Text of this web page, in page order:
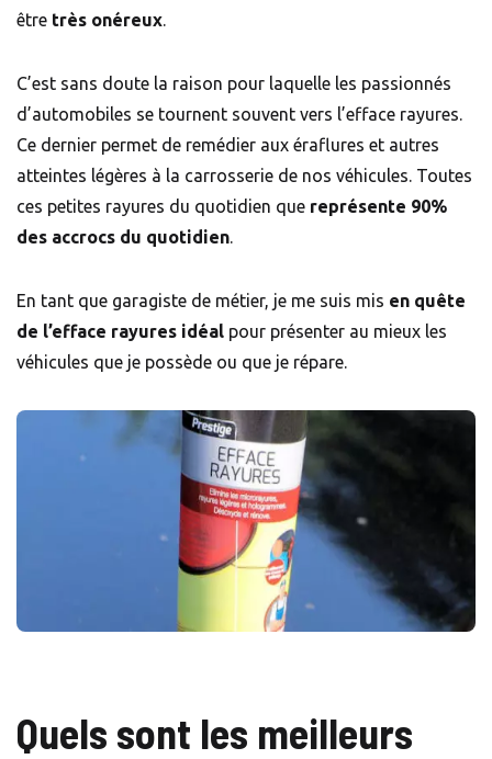
être très onéreux.
C’est sans doute la raison pour laquelle les passionnés
d’automobiles se tournent souvent vers l’efface rayures.
Ce dernier permet de remédier aux éraflures et autres
atteintes légères à la carrosserie de nos véhicules. Toutes
ces petites rayures du quotidien que représente 90%
des accrocs du quotidien.
En tant que garagiste de métier, je me suis mis en quête
de l’efface rayures idéal pour présenter au mieux les
véhicules que je possède ou que je répare.
Quels sont les meilleurs